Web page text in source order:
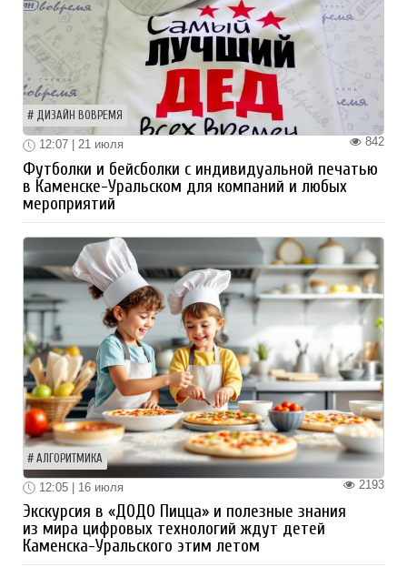
ДИЗАЙН ВОВРЕМЯ
842
12:07 | 21 июля
Футболки и бейсболки с индивидуальной печатью
в Каменске-Уральском для компаний и любых
мероприятий
АЛГОРИТМИКА
2193
12:05 | 16 июля
Экскурсия в «ДОДО Пицца» и полезные знания
из мира цифровых технологий ждут детей
Каменска-Уральского этим летом